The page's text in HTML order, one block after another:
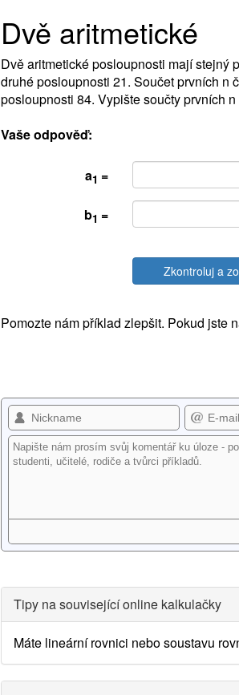
Dvě aritmetické
Dvě aritmetické posloupnosti mají stejný
druhé posloupnosti 21. Součet prvních n
posloupnosti 84. Vypište součty prvních
Vaše odpověď:
a1 =
b1 =
Zkontroluj a
Pomozte nám příklad zlepšit. Pokud jste
Tipy na související online kalkulačky
Máte lineární rovnici nebo soustavu